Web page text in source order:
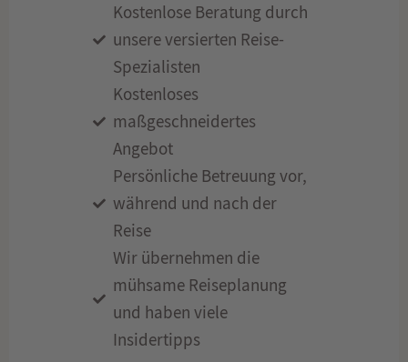
Kostenlose Beratung durch
unsere versierten Reise-
Spezialisten
Kostenloses
maßgeschneidertes
Angebot
Persönliche Betreuung vor,
während und nach der
Reise
Wir übernehmen die
mühsame Reiseplanung
und haben viele
Insidertipps